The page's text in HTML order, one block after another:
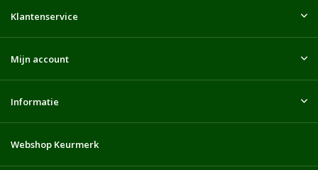
Klantenservice
Mijn account
Informatie
Webshop Keurmerk